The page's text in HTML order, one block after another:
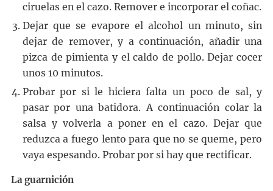
ciruelas en el cazo. Remover e incorporar el coñac.
Dejar que se evapore el alcohol un minuto, sin
dejar de remover, y a continuación, añadir una
pizca de pimienta y el caldo de pollo. Dejar cocer
unos 10 minutos.
Probar por si le hiciera falta un poco de sal, y
pasar por una batidora. A continuación colar la
salsa y volverla a poner en el cazo. Dejar que
reduzca a fuego lento para que no se queme, pero
vaya espesando. Probar por si hay que rectificar.
La guarnición